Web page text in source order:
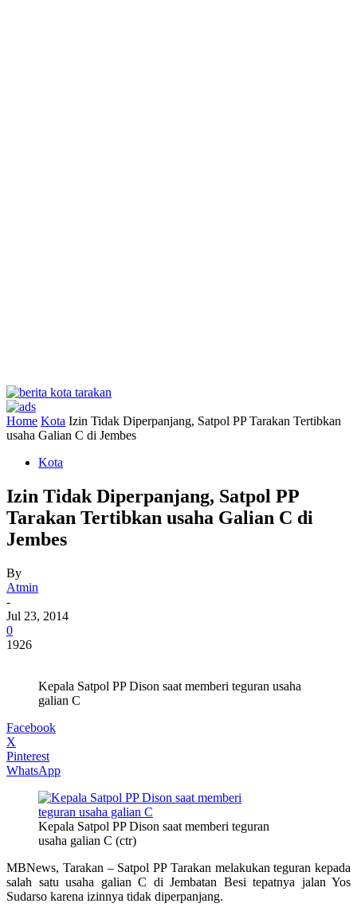
Home Kota Izin Tidak Diperpanjang, Satpol PP Tarakan Tertibkan
usaha Galian C di Jembes
Kota
Izin Tidak Diperpanjang, Satpol PP
Tarakan Tertibkan usaha Galian C di
Jembes
By
Atmin
-
Jul 23, 2014
0
1926
Kepala Satpol PP Dison saat memberi teguran usaha
galian C
Facebook
X
Pinterest
WhatsApp
Kepala Satpol PP Dison saat memberi teguran
usaha galian C (ctr)
MBNews, Tarakan – Satpol PP Tarakan melakukan teguran kepada
salah satu usaha galian C di Jembatan Besi tepatnya jalan Yos
Sudarso karena izinnya tidak diperpanjang.